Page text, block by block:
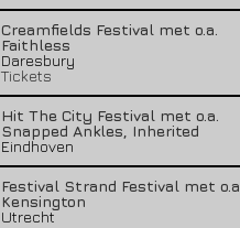
Creamfields Festival met o.a.
Faithless
Daresbury
Tickets
Hit The City Festival met o.a.
Snapped Ankles, Inherited
Eindhoven
Festival Strand Festival met o.a.
Kensington
Utrecht